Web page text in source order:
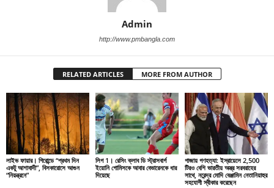
Admin
http://www.pmbangla.com
RELATED ARTICLES MORE FROM AUTHOR
লাইভ ফায়ার। গিরোন্ডে “প্রথম দিন
একটু আশাবাদী”, বিসকারোসে আগুন
“নিয়ন্ত্রনে”
লিগ 1। রেসিং ক্লাব ডি স্ট্রাসবার্গ
ইয়োনি গোমিসকে আবার বেভারেনকে ধার
দিয়েছে
গাজায় গণহত্যা: ইস্রায়েলে 2,500
টিরও বেশি ভারতীয় অস্ত্র সরবরাহের
সাথে, নরেন্দ্র মোদি বেঞ্জামিন নেতানিয়াহুর
সহযোগী স্বীকার করেছেন